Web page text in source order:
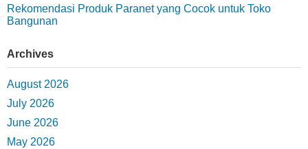
Rekomendasi Produk Paranet yang Cocok untuk Toko
Bangunan
Archives
August 2026
July 2026
June 2026
May 2026